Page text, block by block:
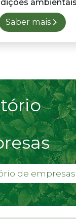
Saber mais
de empresas